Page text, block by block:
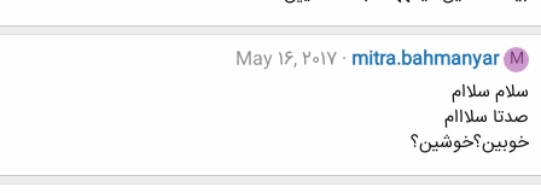
M
mitra.bahmanyar
May 16, 2017
سلام سلاام
صدتا سلااام
خوبین؟خوشین؟